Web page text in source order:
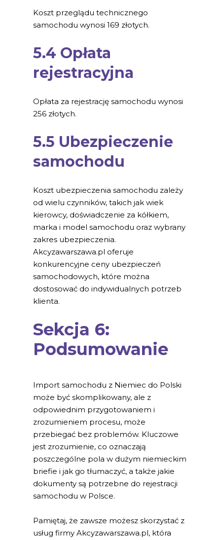
Koszt przeglądu technicznego
samochodu wynosi 169 złotych.
5.4 Opłata
rejestracyjna
Opłata za rejestrację samochodu wynosi
256 złotych.
5.5 Ubezpieczenie
samochodu
Koszt ubezpieczenia samochodu zależy
od wielu czynników, takich jak wiek
kierowcy, doświadczenie za kółkiem,
marka i model samochodu oraz wybrany
zakres ubezpieczenia.
Akcyzawarszawa.pl oferuje
konkurencyjne ceny ubezpieczeń
samochodowych, które można
dostosować do indywidualnych potrzeb
klienta.
Sekcja 6:
Podsumowanie
Import samochodu z Niemiec do Polski
może być skomplikowany, ale z
odpowiednim przygotowaniem i
zrozumieniem procesu, może
przebiegać bez problemów. Kluczowe
jest zrozumienie, co oznaczają
poszczególne pola w dużym niemieckim
briefie i jak go tłumaczyć, a także jakie
dokumenty są potrzebne do rejestracji
samochodu w Polsce.
Pamiętaj, że zawsze możesz skorzystać z
usług firmy Akcyzawarszawa.pl, która